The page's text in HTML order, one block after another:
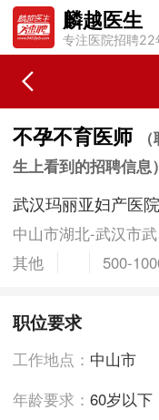
麟越医生
专注医院招聘22
不孕不育医师
生上看到的招聘信息）
武汉玛丽亚妇产医
其他
500-
职位要求
工作地点： 中山市
年龄要求：60岁以下